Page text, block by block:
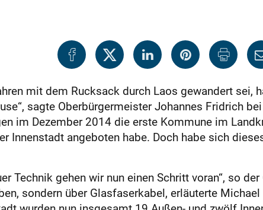
mit dem Rucksack durch Laos gewandert sei,
sagte Oberbürgermeis­ter Johannes Fridrich
im Dezember 2014 die erste Kommune im
Innenstadt angeboten habe. Doch habe sich
Technik gehen wir nun einen Schritt voran“, so
sondern über Glasfaserkabel, erläuterte